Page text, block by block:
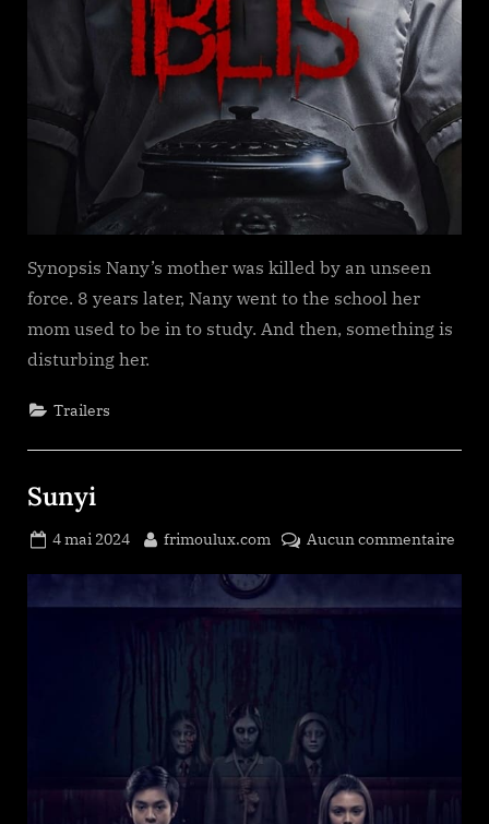
Synopsis Nany’s mother was killed by an unseen
force. 8 years later, Nany went to the school her
mom used to be in to study. And then, something is
disturbing her.
Trailers
Sunyi
Posted
4 mai 2024 By
frimoulux.com Aucun commentairesur